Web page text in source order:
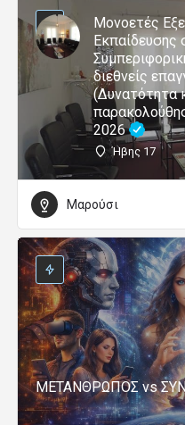
Μονοετές
Εκπαίδευσης
διεθνείς
(Δυνατότητα
2026
Ήβης 17
Μαρούσι
ΜΕΤΑΝΘΡΩΠΟΣ vs